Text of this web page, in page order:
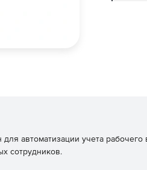
для автоматизации учета
сотрудников.